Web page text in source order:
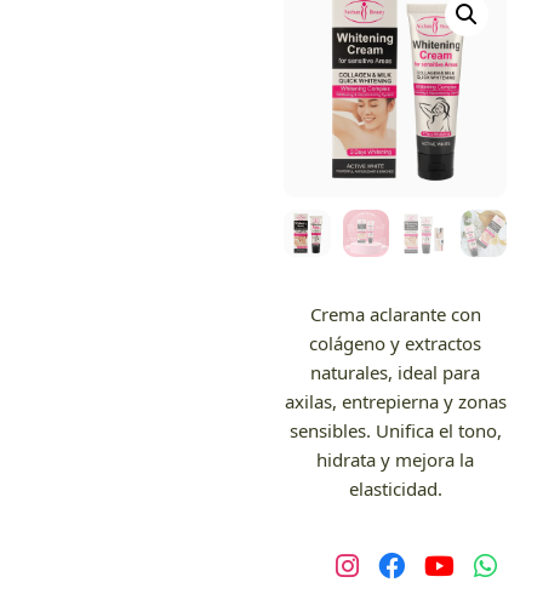
Crema aclarante con
colágeno y extractos
naturales, ideal para
axilas, entrepierna y zonas
sensibles. Unifica el tono,
hidrata y mejora la
elasticidad.